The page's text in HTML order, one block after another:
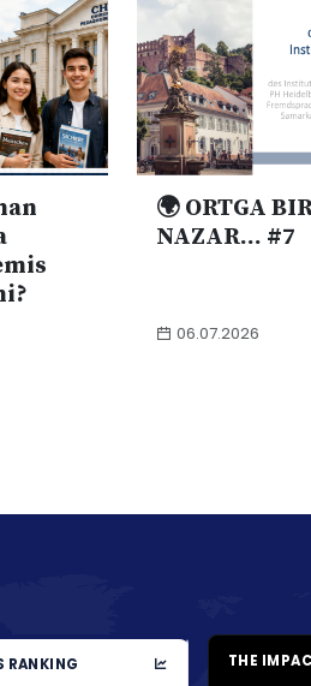
🌍 ORTGA
NAZAR... #7
06.07.2026
RANKING THE